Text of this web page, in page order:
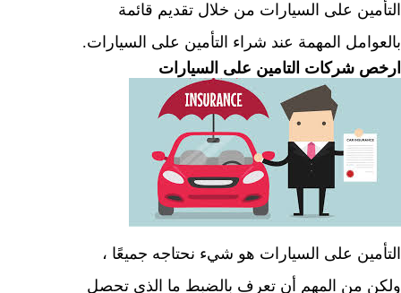
على السيارات من خلال تقديم قائمة
المهمة عند شراء التأمين على السيارات.
شركات التامين على السيارات
على السيارات هو شيء نحتاجه جميعًا ،
من المهم أن تعرف بالضبط ما الذي تحصل